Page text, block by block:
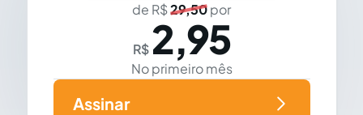
de R$29,50por
R$ 2,95
No primeiro mês
Assinar